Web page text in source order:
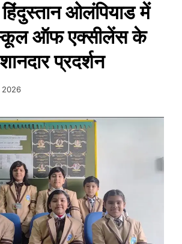
ओलंपियाड में
स्कूल ऑफ एक्सीलेंस के
प्रदर्शन
2026